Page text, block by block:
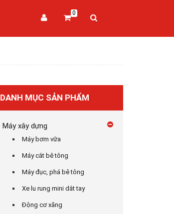
0
DANH MỤC SẢN PHẨM
Máy xây dựng
Máy bơm vữa
Máy cắt bê tông
Máy đục, phá bê tông
Xe lu rung mini dắt tay
Động cơ xăng